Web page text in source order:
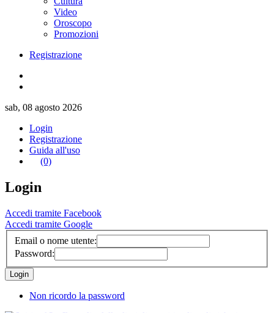
Video
Oroscopo
Promozioni
Registrazione
sab, 08 agosto 2026
Login
Registrazione
Guida all'uso
(0)
Login
Accedi tramite Facebook
Accedi tramite Google
Email o nome utente:
Password:
Non ricordo la password